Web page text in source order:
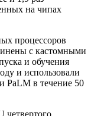
на чипах
процессоров
с кастомными
и обучения
и использовали
PaLM в течение 50
четвертого